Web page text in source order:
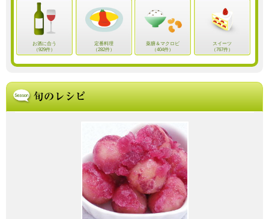
お酒に合う
（929件）
定番料理
（282件）
薬膳＆マクロビ
（404件）
スイーツ
（767件）